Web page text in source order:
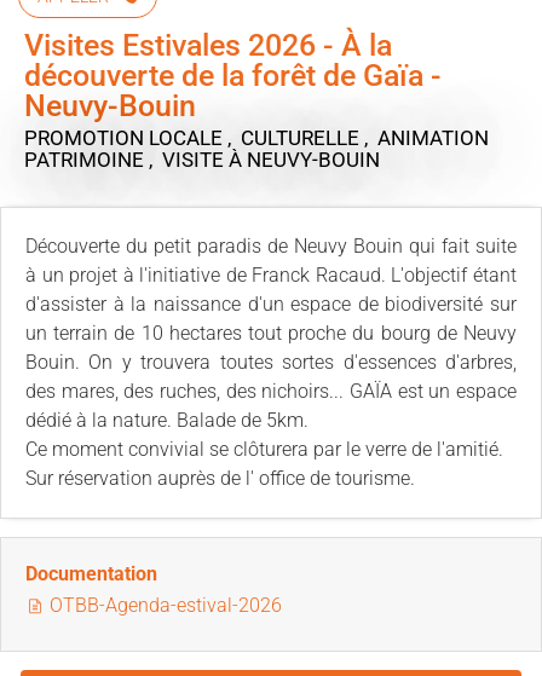
Visites Estivales 2026 - À la
découverte de la forêt de Gaïa -
Neuvy-Bouin
PROMOTION LOCALE , CULTURELLE , ANIMATION
PATRIMOINE , VISITE À NEUVY-BOUIN
Découverte du petit paradis de Neuvy Bouin qui fait suite
à un projet à l'initiative de Franck Racaud. L'objectif étant
d'assister à la naissance d'un espace de biodiversité sur
un terrain de 10 hectares tout proche du bourg de Neuvy
Bouin. On y trouvera toutes sortes d'essences d'arbres,
des mares, des ruches, des nichoirs... GAÏA est un espace
dédié à la nature. Balade de 5km.
Ce moment convivial se clôturera par le verre de l'amitié.
Sur réservation auprès de l' office de tourisme.
Documentation
OTBB-Agenda-estival-2026